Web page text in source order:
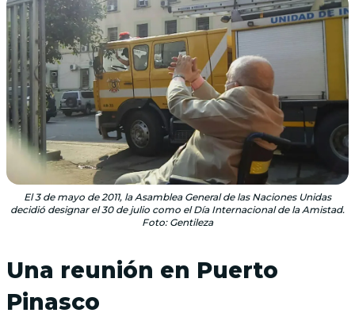
El 3 de mayo de 2011, la Asamblea General de las Naciones Unidas
decidió designar el 30 de julio como el Día Internacional de la Amistad.
Foto: Gentileza
Una reunión en Puerto
Pinasco